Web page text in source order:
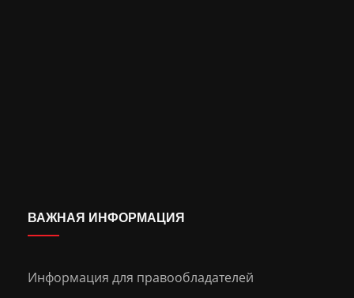
ВАЖНАЯ ИНФОРМАЦИЯ
Информация для правообладателей